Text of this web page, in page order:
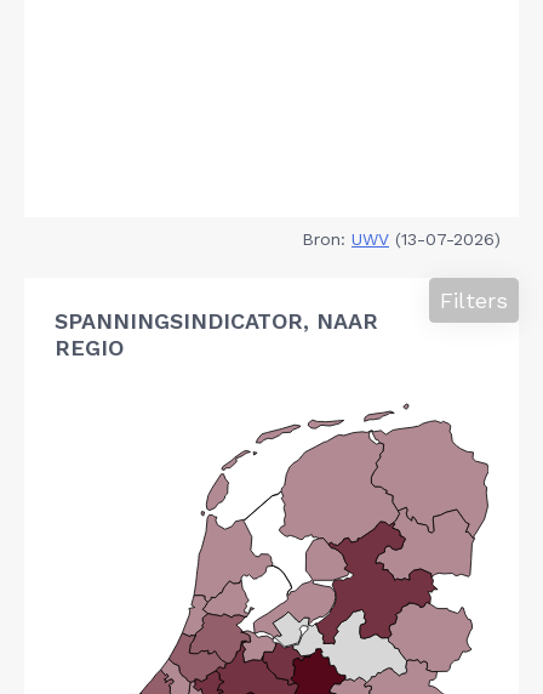
Bron: UWV (13-07-2026)
SPANNINGSINDICATOR, NAAR
REGIO
Filters